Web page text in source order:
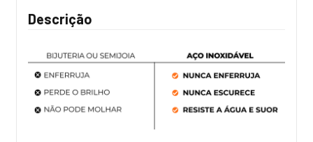
Descrição